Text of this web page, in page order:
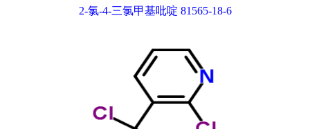
2-氯-4-三氯甲基吡啶 81565-18-6